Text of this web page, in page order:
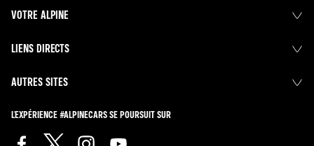
VOTRE ALPINE
LIENS DIRECTS
AUTRES SITES
L'EXPÉRIENCE #ALPINECARS SE POURSUIT SUR